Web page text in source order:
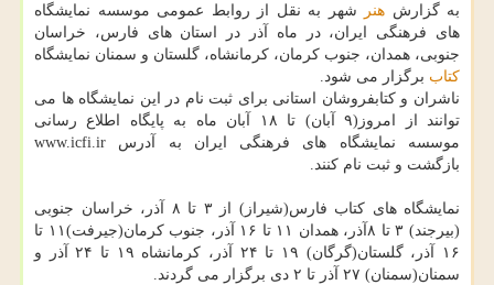
به گزارش هنر
شهر به نقل از روابط عمومی موسسه نمایشگاه
های فرهنگی ایران، در ماه آذر در استان های فارس، خراسان
جنوبی، همدان، جنوب كرمان، كرمانشاه، گلستان و سمنان نمایشگاه
كتاب برگزار می شود.
ناشران و كتابفروشان استانی برای ثبت نام در این نمایشگاه ها می
توانند از امروز(۹ آبان) تا ۱۸ آبان ماه به پایگاه اطلاع رسانی
موسسه نمایشگاه های فرهنگی ایران به آدرس www.icfi.ir
بازگشت و ثبت نام كنند.
نمایشگاه های كتاب فارس(شیراز) از ۳ تا ۸ آذر، خراسان جنوبی
(بیرجند) ۳ تا ۸آذر، همدان ۱۱ تا ۱۶ آذر، جنوب كرمان(جیرفت)۱۱ تا
۱۶ آذر، گلستان(گرگان) ۱۹ تا ۲۴ آذر، كرمانشاه ۱۹ تا ۲۴ آذر و
سمنان(سمنان) ۲۷ آذر تا ۲ دی برگزار می گردند.